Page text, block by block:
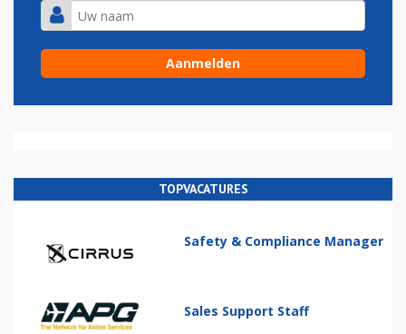
TOPVACATURES
Safety & Compliance Manager
Sales Support Staff